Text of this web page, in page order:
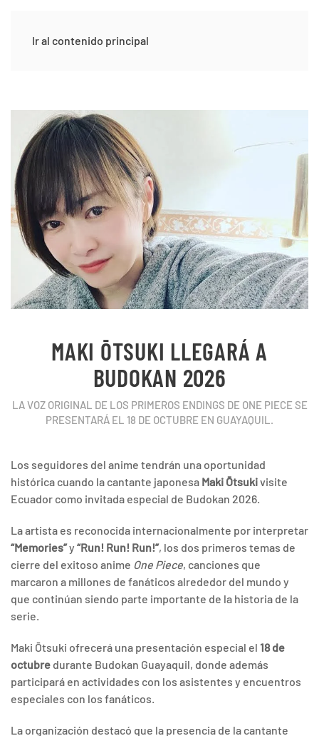
Ir al contenido principal
MAKI ŌTSUKI LLEGARÁ A
BUDOKAN 2026
LA VOZ ORIGINAL DE LOS PRIMEROS ENDINGS DE ONE PIECE SE
PRESENTARÁ EL 18 DE OCTUBRE EN GUAYAQUIL.
Los seguidores del anime tendrán una oportunidad
histórica cuando la cantante japonesa Maki Ōtsukivisite
Ecuador como invitada especial de Budokan 2026.
La artista es reconocida internacionalmente por interpretar
“Memories”y “Run! Run! Run!”, los dos primeros temas de
cierre del exitoso anime One Piece, canciones que
marcaron a millones de fanáticos alrededor del mundo y
que continúan siendo parte importante de la historia de la
serie.
Maki Ōtsuki ofrecerá una presentación especial el 18 de
octubre durante Budokan Guayaquil, donde además
participará en actividades con los asistentes y encuentros
especiales con los fanáticos.
La organización destacó que la presencia de la cantante